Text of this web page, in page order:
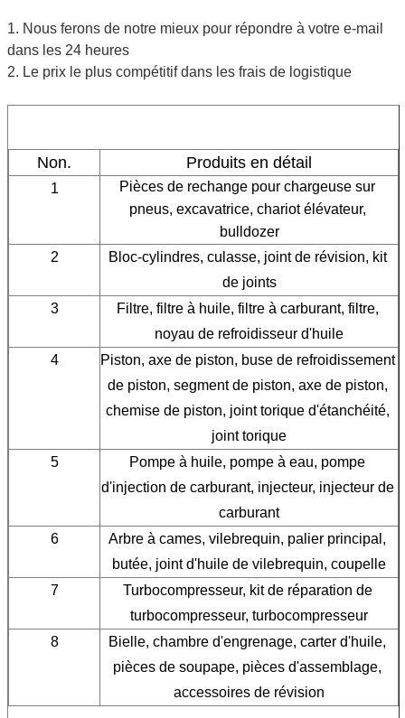
1. Nous ferons de notre mieux pour répondre à votre e-mail
dans les 24 heures
2. Le prix le plus compétitif dans les frais de logistique
Non. Produits en détail
1
Pièces de rechange pour chargeuse sur
pneus, excavatrice, chariot élévateur,
bulldozer
2
Bloc-cylindres, culasse, joint de révision, kit
de joints
3
Filtre, filtre à huile, filtre à carburant, filtre,
noyau de refroidisseur d'huile
4
Piston, axe de piston, buse de refroidissement
de piston, segment de piston, axe de piston,
chemise de piston, joint torique d'étanchéité,
joint torique
5
Pompe à huile, pompe à eau, pompe
d'injection de carburant, injecteur, injecteur de
carburant
6
Arbre à cames, vilebrequin, palier principal,
butée, joint d'huile de vilebrequin, coupelle
7
Turbocompresseur, kit de réparation de
turbocompresseur, turbocompresseur
8
Bielle, chambre d'engrenage, carter d'huile,
pièces de soupape, pièces d'assemblage,
accessoires de révision